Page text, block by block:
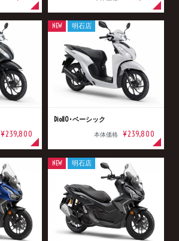
¥239,800
Dio110･ベーシック
本体価格 ¥239,800
NEW 明石店
NEW 明石店